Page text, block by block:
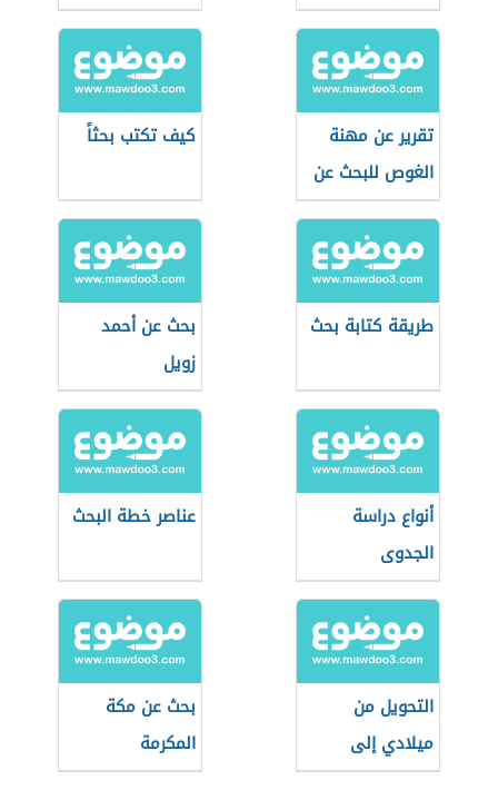
تقرير عن مهنة
الغوص للبحث عن
اللؤلؤ
كيف تكتب بحثاً
طريقة كتابة بحث
بحث عن أحمد
زويل
أنواع دراسة
الجدوى
عناصر خطة البحث
التحويل من
ميلادي إلى
هجري
بحث عن مكة
المكرمة